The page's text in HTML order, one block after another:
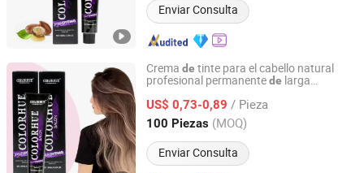
Enviar Consulta
Crema de tinte para el cabello natural
profesional permanentede larga
aceitedeargán para mujeres
US$ 0,73-0,89 / Pieza
100 Piezas (MOQ)
Enviar Consulta
Guangdong Boda Cosmetics Co,.Ltd.
Guangdong, China Desde 2021